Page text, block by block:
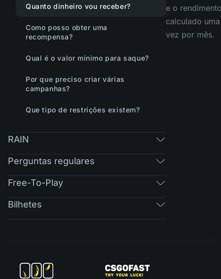
Quanto dinheiro vou receber?
Como posso obter uma
recompensa?
Qual é o valor mínimo para saque?
Por que preciso criar várias
campanhas?
Que tipo de restrições existem?
RAIN
Perguntas regulares
Free-To-Play
Bilhetes
e o
calculado uma
vez por mês.